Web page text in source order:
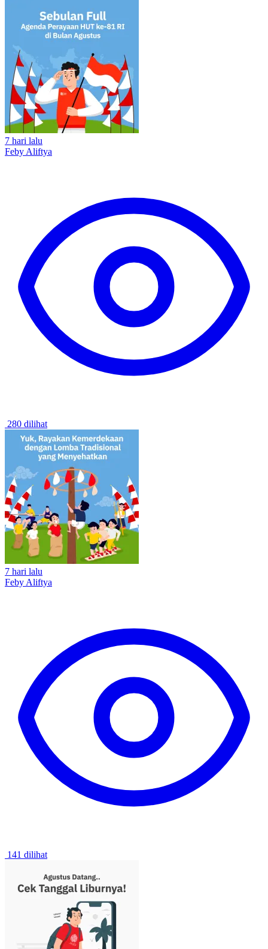
7 hari lalu
Feby Aliftya
280 dilihat
7 hari lalu
Feby Aliftya
141 dilihat